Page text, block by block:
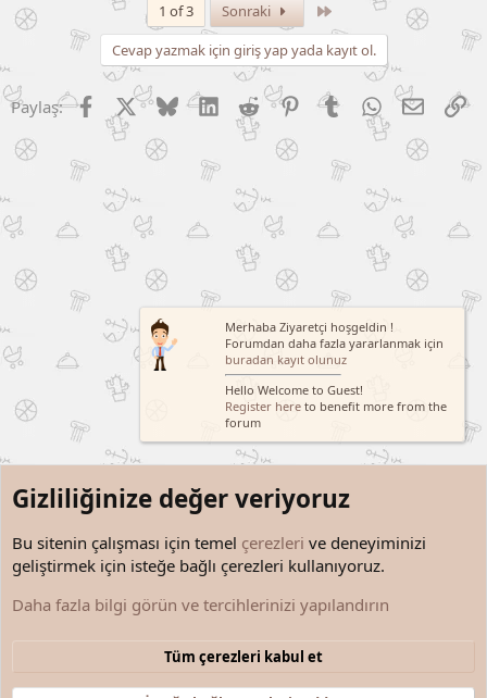
1 of 3 Sonraki
Cevap yazmak için giriş yap yada kayıt ol.
Paylaş: FacebookX (Twitter)
BlueskyLinkedInReddit PinterestTumblr WhatsApp
E-posta
Şartlar ve kurallar Gizlilik politikası
Merhaba Ziyaretçi hoşgeldin !
Forumdan daha fazla yararlanmak için
buradan kayıt olunuz
Hello Welcome to Guest!
Register here to benefit more from the
forum
Gizliliğinize değer veriyoruz
Bu sitenin çalışması için temel çerezleri ve deneyiminizi
geliştirmek için isteğe bağlı çerezleri kullanıyoruz.
Daha fazla bilgi görün ve tercihlerinizi yapılandırın
Tüm çerezleri kabul et